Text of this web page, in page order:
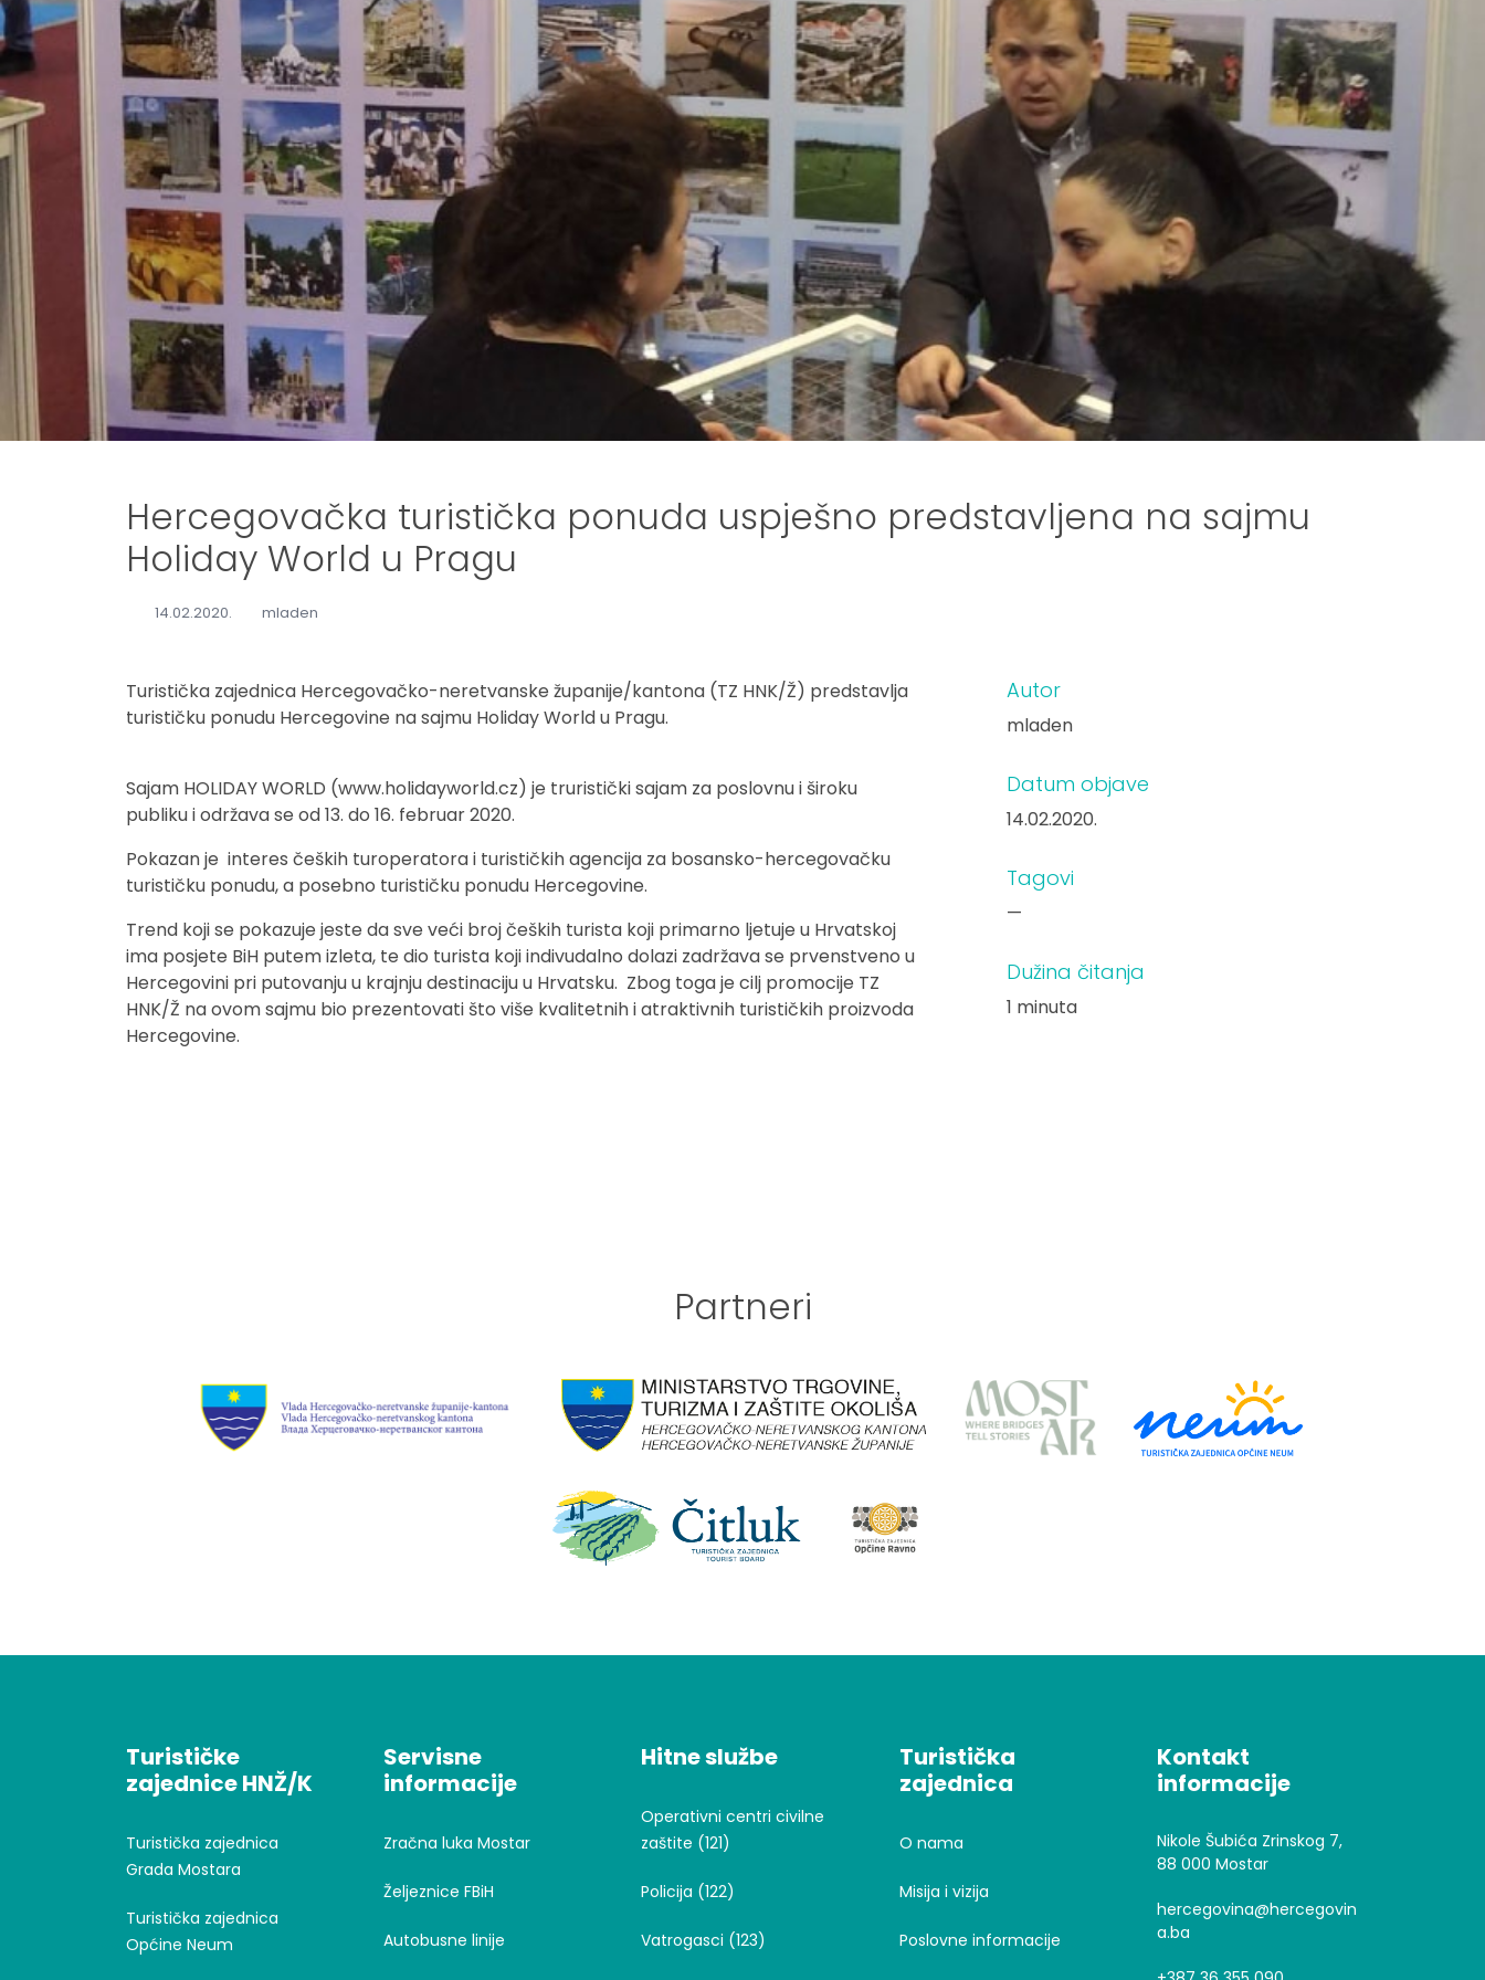
Hercegovačka turistička ponuda uspješno predstavljena na sajmu
Holiday World u Pragu
14.02.2020. mladen
Turistička zajednica Hercegovačko-neretvanske županije/kantona (TZ HNK/Ž) predstavlja
turističku ponudu Hercegovine na sajmu Holiday World u Pragu.
Sajam HOLIDAY WORLD (www.holidayworld.cz) je truristički sajam za poslovnu i široku
publiku i održava se od 13. do 16. februar 2020.
Pokazan je interes čeških turoperatora i turističkih agencija za bosansko-hercegovačku
turističku ponudu, a posebno turističku ponudu Hercegovine.
Trend koji se pokazuje jeste da sve veći broj čeških turista koji primarno ljetuje u Hrvatskoj
ima posjete BiH putem izleta, te dio turista koji indivudalno dolazi zadržava se prvenstveno u
Hercegovini pri putovanju u krajnju destinaciju u Hrvatsku. Zbog toga je cilj promocije TZ
HNK/Ž na ovom sajmu bio prezentovati što više kvalitetnih i atraktivnih turističkih proizvoda
Hercegovine.
Autor
mladen
Datum objave
14.02.2020.
Tagovi
—
Dužina čitanja
1 minuta
Partneri
Turističke
zajednice HNŽ/K
Turistička zajednica
Grada Mostara
Turistička zajednica
Općine Neum
Servisne
informacije
Zračna luka Mostar
Željeznice FBiH
Autobusne linije
Hitne službe
Operativni centri civilne
zaštite (121)
Policija (122)
Vatrogasci (123)
Turistička
zajednica
O nama
Misija i vizija
Poslovne informacije
Kontakt
informacije
Nikole Šubića Zrinskog 7,
88 000 Mostar
hercegovina@hercegovin
a.ba